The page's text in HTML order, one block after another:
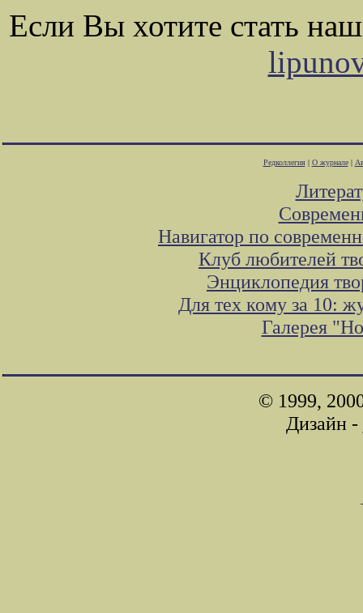
Если Вы хотите стать
Редколлегия| О журнале|
Навигатор по
Клуб любителей
Энциклопедия
Для тех кому за 10:
Галерея
© 1999,
Дизайн -